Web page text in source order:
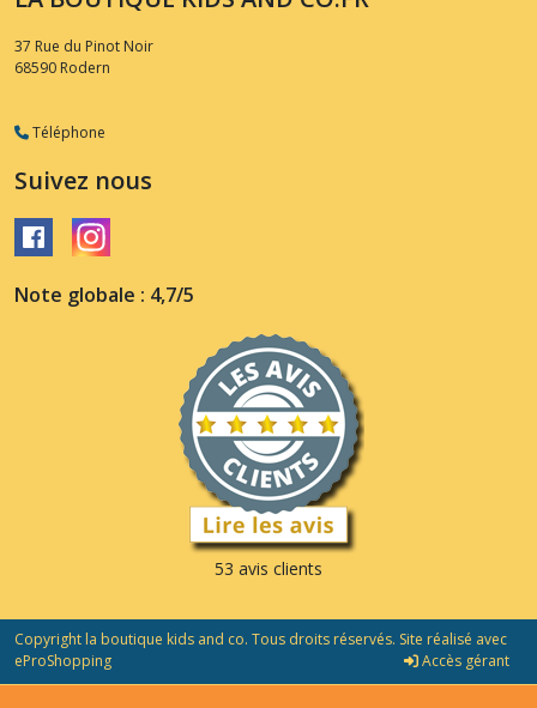
37 Rue du Pinot Noir
68590 Rodern
Téléphone
Suivez nous
Note globale : 4,7/5
53 avis clients
Copyright la boutique kids and co. Tous droits réservés. Site réalisé avec
eProShopping
Accès gérant